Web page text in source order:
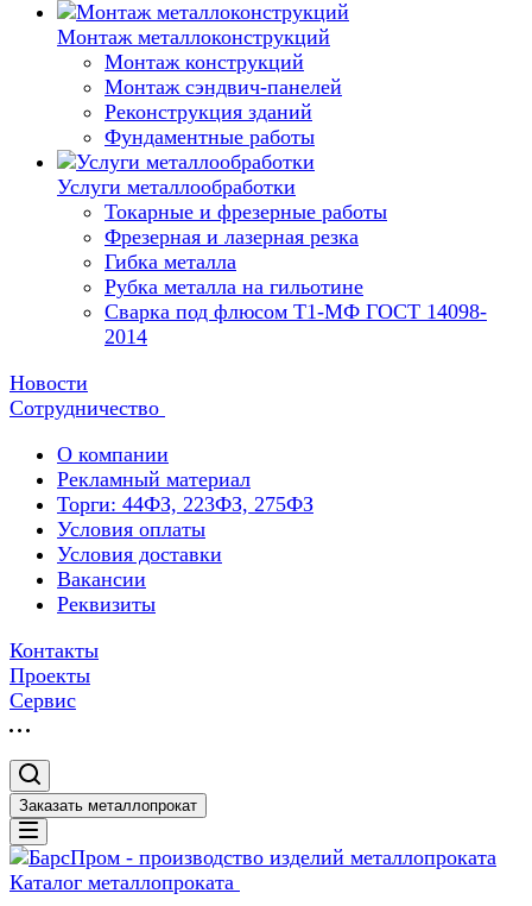
Монтаж металлоконструкций
Монтаж конструкций
Монтаж сэндвич-панелей
Реконструкция зданий
Фундаментные работы
Услуги металлообработки
Токарные и фрезерные работы
Фрезерная и лазерная резка
Гибка металла
Рубка металла на гильотине
Сварка под флюсом Т1-МФ ГОСТ 14098-
2014
Новости
Сотрудничество
О компании
Рекламный материал
Торги: 44ФЗ, 223ФЗ, 275ФЗ
Условия оплаты
Условия доставки
Вакансии
Реквизиты
Контакты
Проекты
Сервис
Заказать металлопрокат
Каталог металлопроката